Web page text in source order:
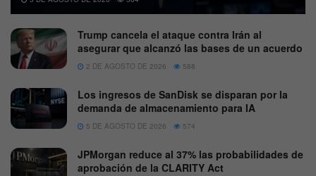
Trump cancela el ataque contra Irán al
asegurar que alcanzó las bases de un acuerdo
2 DE AGOSTO DE 2026 588
Los ingresos de SanDisk se disparan por la
demanda de almacenamiento para IA
5 DE AGOSTO DE 2026 574
JPMorgan reduce al 37% las probabilidades de
aprobación de la CLARITY Act